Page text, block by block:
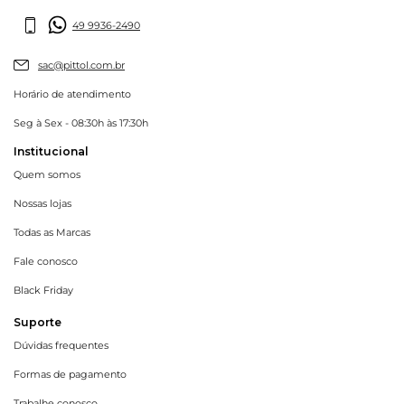
49 9936-2490
sac@pittol.com.br
Horário de atendimento
Seg à Sex - 08:30h às 17:30h
Institucional
Quem somos
Nossas lojas
Todas as Marcas
Fale conosco
Black Friday
Suporte
Dúvidas frequentes
Formas de pagamento